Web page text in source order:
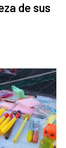
de sus